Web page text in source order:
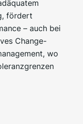
fördert
– auch bei
Change-
wo